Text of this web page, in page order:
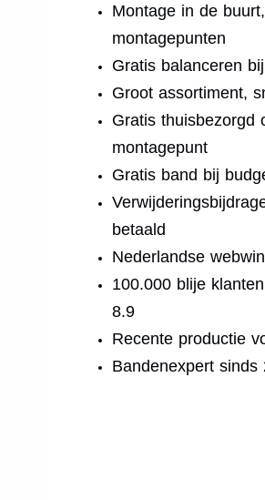
Montage in de
montagepunten
Gratis balanceren
Groot assortiment,
Gratis thuisbezorgd
montagepunt
Gratis band bij
betaald
Nederlandse
100.000 blije
8.9
Recente productie
Bandenexpert sinds